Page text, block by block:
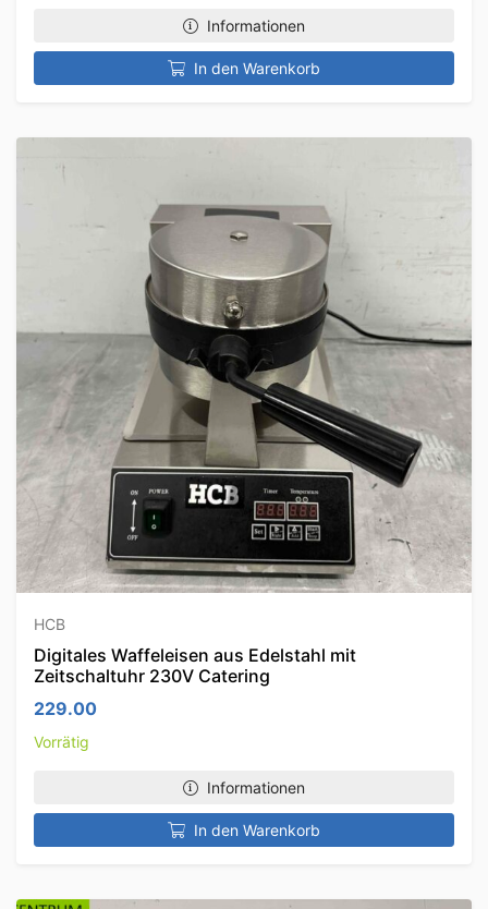
Informationen
In den Warenkorb
HCB
Digitales Waffeleisen aus Edelstahl mit
Zeitschaltuhr 230V Catering
229.00
Vorrätig
Informationen
In den Warenkorb